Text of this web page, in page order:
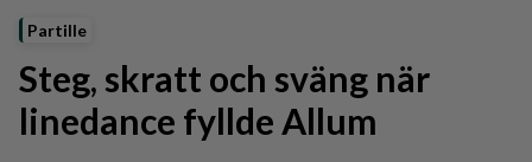
Partille
Steg, skratt och sväng när
linedance fyllde Allum